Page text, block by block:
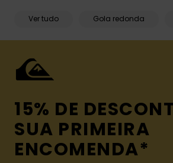
Ver tudo Gola redonda
15% DE
SUA PRIMEIRA
ENCOMENDA*